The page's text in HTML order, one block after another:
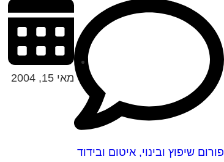
פורום שיפוץ ובינוי, איטום ובידוד
מאי 15, 2004